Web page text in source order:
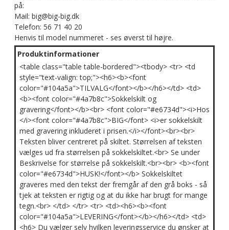
på:
Mail: big@big-big.dk
Telefon: 56 71 40 20
Henvis til model nummeret - ses øverst til højre.
Produktinformationer
<table class="table table-bordered"><tbody> <tr> <td
style="text-valign: top;"><h6><b><font
color="#104a5a">TILVALG</font></b></h6></td> <td>
<b><font color="#4a7b8c">Sokkelskilt og
gravering</font></b><br> <font color="#e6734d"><i>Hos
</i><font color="#4a7b8c">BIG</font> <i>er sokkelskilt
med gravering inkluderet i prisen.</i></font><br><br>
Teksten bliver centreret på skiltet. Størrelsen af teksten
vælges ud fra størrelsen på sokkelskiltet.<br> Se under
Beskrivelse for størrelse på sokkelskilt.<br><br> <b><font
color="#e6734d">HUSK!</font></b> Sokkelskiltet
graveres med den tekst der fremgår af den grå boks - så
tjek at teksten er rigtig og at du ikke har brugt for mange
tegn.<br> </td> </tr> <tr> <td><h6><b><font
color="#104a5a">LEVERING</font></b></h6></td> <td>
<h6> Du vælger selv hvilken leveringsservice du ønsker at